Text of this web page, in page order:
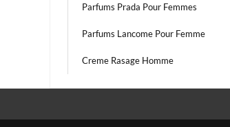
Parfums Prada Pour Femmes
Parfums Lancome Pour Femme
Creme Rasage Homme